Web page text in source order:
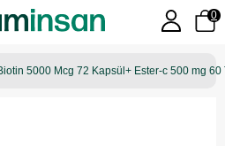
0
5000 Mcg 72 Kapsül+ Ester-c 500 mg 60